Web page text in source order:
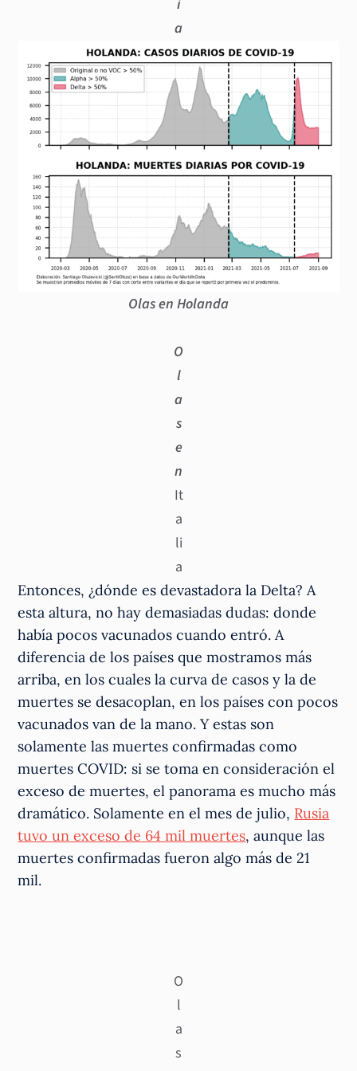
i
a
Olas en Holanda
O
l
a
s
e
n
It
a
li
a
Entonces, ¿dónde es devastadora la Delta? A
esta altura, no hay demasiadas dudas: donde
había pocos vacunados cuando entró. A
diferencia de los países que mostramos más
arriba, en los cuales la curva de casos y la de
muertes se desacoplan, en los países con pocos
vacunados van de la mano. Y estas son
solamente las muertes confirmadas como
muertes COVID: si se toma en consideración el
exceso de muertes, el panorama es mucho más
dramático. Solamente en el mes de julio, Rusia
tuvo un exceso de 64 mil muertes, aunque las
muertes confirmadas fueron algo más de 21
mil.
O
l
a
s